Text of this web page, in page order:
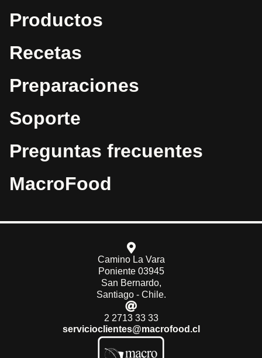
Productos
Recetas
Preparaciones
Soporte
Preguntas frecuentes
MacroFood
Camino La Vara
Poniente 03945
San Bernardo,
Santiago - Chile.
2 2713 33 33
servicioclientes@macrofood.cl